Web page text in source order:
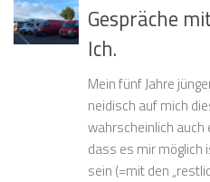
Gespräche
Ich.
Mein fünf Jahre
neidisch auf mich
wahrscheinlich auch
dass es mir möglich
sein (=mit den